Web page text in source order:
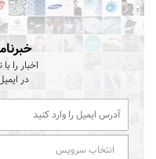
اخبار را
در
انتخاب سرویس